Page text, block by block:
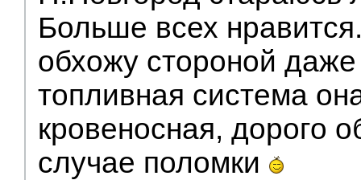
Больше всех
обхожу стороной
топливная система
кровеносная, дорого
случае поломки